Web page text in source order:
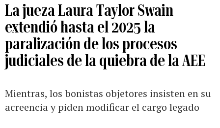
La jueza Laura Taylor Swain
extendió hasta el 2025 la
paralización de los procesos
judiciales de la quiebra de la AEE
Mientras, los bonistas objetores insisten en su
acreencia y piden modificar el cargo legado